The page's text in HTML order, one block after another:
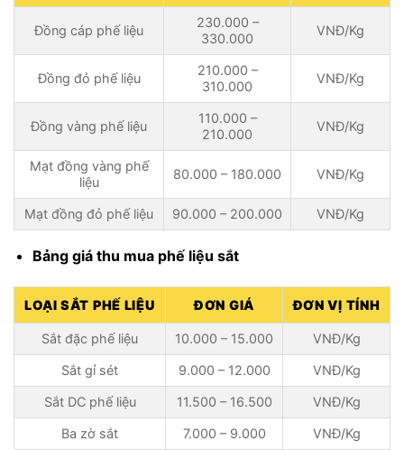
Đồng cáp phế liệu
230.000 –
330.000
VNĐ/Kg
Đồng đỏ phế liệu
210.000 –
310.000
VNĐ/Kg
Đồng vàng phế liệu
110.000 –
210.000
VNĐ/Kg
Mạt đồng vàng phế
liệu
80.000 – 180.000 VNĐ/Kg
Mạt đồng đỏ phế liệu 90.000 – 200.000 VNĐ/Kg
Bảng giá thu mua phế liệu sắt
LOẠI SẮT PHẾ LIỆU ĐƠN GIÁ ĐƠN VỊ TÍNH
Sắt đặc phế liệu 10.000 – 15.000 VNĐ/Kg
Sắt gỉ sét 9.000 – 12.000 VNĐ/Kg
Sắt DC phế liệu 11.500 – 16.500 VNĐ/Kg
Ba zờ sắt 7.000 – 9.000 VNĐ/Kg